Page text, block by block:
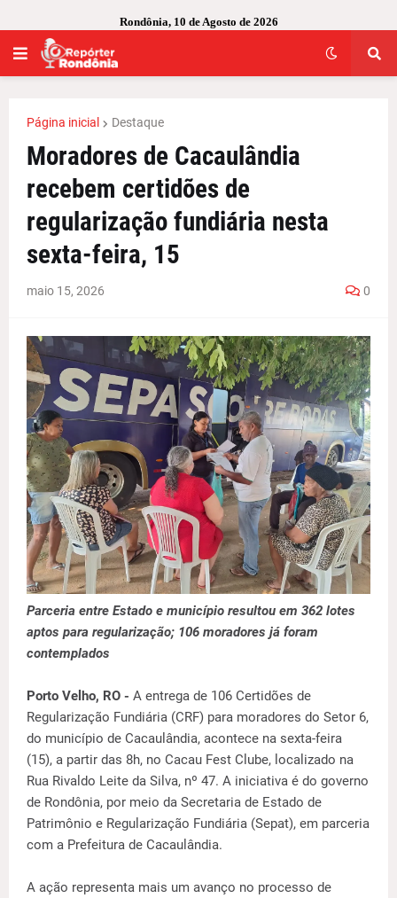
Rondônia, 10 de Agosto de 2026
Página inicial Destaque
Moradores de Cacaulândia
recebem certidões de
regularização fundiária nesta
sexta-feira, 15
maio 15, 2026 0
Parceria entre Estado e município resultou em 362 lotes
aptos para regularização; 106 moradores já foram
contemplados
Porto Velho, RO - A entrega de 106 Certidões de
Regularização Fundiária (CRF) para moradores do Setor 6,
do município de Cacaulândia, acontece na sexta-feira
(15), a partir das 8h, no Cacau Fest Clube, localizado na
Rua Rivaldo Leite da Silva, nº 47. A iniciativa é do governo
de Rondônia, por meio da Secretaria de Estado de
Patrimônio e Regularização Fundiária (Sepat), em parceria
com a Prefeitura de Cacaulândia.
A ação representa mais um avanço no processo de